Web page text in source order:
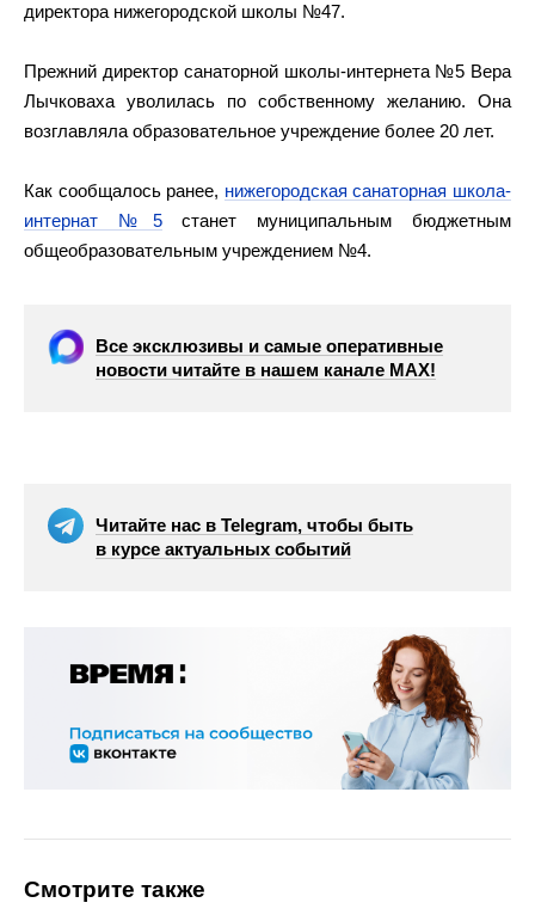
директора нижегородской школы №47.
Прежний директор санаторной школы-интернета №5 Вера
Лычковаха уволилась по собственному желанию. Она
возглавляла образовательное учреждение более 20 лет.
Как сообщалось ранее, нижегородская санаторная школа-
интернат №5станет муниципальным бюджетным
общеобразовательным учреждением №4.
Все эксклюзивы и самые оперативные
новости читайте в нашем канале МАХ!
Читайте нас в Telegram, чтобы быть
в курсе актуальных событий
Смотрите также